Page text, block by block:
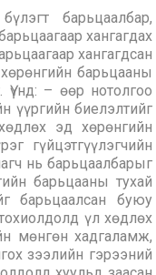
барьцаалбар,
хангагдах
хангагдсан
барьцааны
– өөр нотолгоо
үүргийн биелэлтийг
эд хөрөнгийн
гүйцэтгүүлэгчийн
нь барьцаалбарыг
барьцааны тухай
барьцаалсан буюу
үл хөдлөх
мөнгөн хадгаламж,
зээлийн гэрээний